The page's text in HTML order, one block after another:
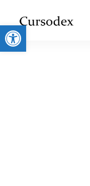
Abrir barra de herramientas